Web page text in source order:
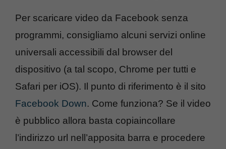
Per scaricare video da Facebook senza
programmi, consigliamo alcuni servizi online
universali accessibili dal browser del
dispositivo (a tal scopo, Chrome per tutti e
Safari per iOS). Il punto di riferimento è il sito
Facebook Down. Come funziona? Se il video
è pubblico allora basta copiaincollare
l’indirizzo url nell’apposita barra e procedere